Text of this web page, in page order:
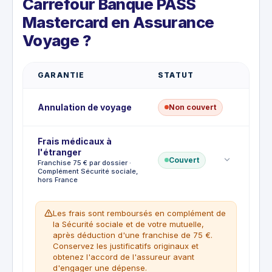
Carrefour Banque PASS
Mastercard en Assurance
Voyage ?
GARANTIE STATUT
Annulation de voyage Non couvert
Frais médicaux à
l'étranger
Franchise 75 € par dossier ·
Complément Sécurité sociale,
hors France
Couvert
Les frais sont remboursés en complément de
la Sécurité sociale et de votre mutuelle,
après déduction d'une franchise de 75 €.
Conservez les justificatifs originaux et
obtenez l'accord de l'assureur avant
d'engager une dépense.